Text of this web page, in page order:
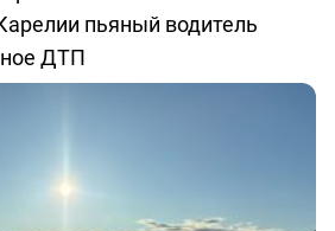
пьяный водитель
ДТП